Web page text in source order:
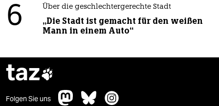
6 Über die geschlechtergerechte Stadt
„Die Stadt ist gemacht für den weißen
Mann in einem Auto“
taz
Folgen Sie uns